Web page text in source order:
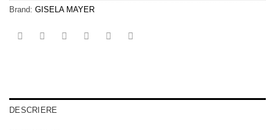
Brand: GISELA MAYER
DESCRIERE